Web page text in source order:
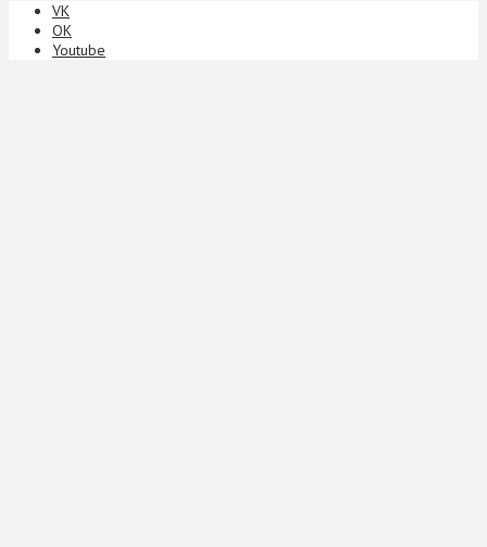
VK
ОК
Youtube